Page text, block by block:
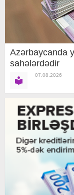
Azərbaycanda
sahələrdədir
07.08.2026